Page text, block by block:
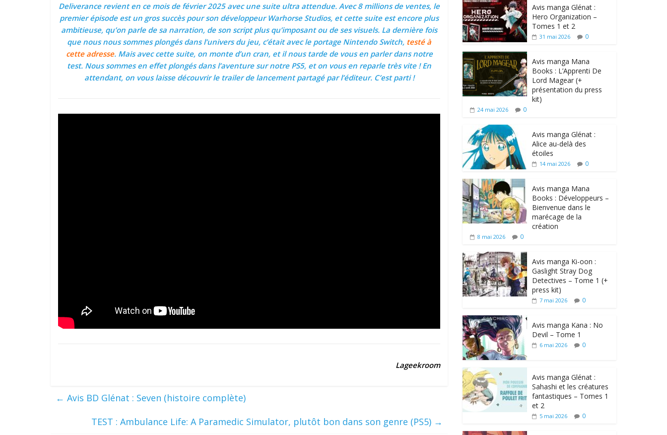
Deliverance revient en ce mois de février 2025 avec une suite ultra attendue. Avec 8 millions de ventes, le
premier épisode est un gros succès pour son développeur Warhorse Studios, et cette suite est encore plus
ambitieuse, qu’on parle de sa narration, de son script plus qu’imposant ou de ses visuels. La dernière fois
que nous nous sommes plongés dans l’univers du jeu, c’était avec le portage Nintendo Switch, testé à
cette adresse. Mais avec cette suite, on monte d’un cran, et il nous tarde de vous en parler dans notre
test. Nous sommes en effet plongés dans l’aventure sur notre PS5, et on vous en reparle très vite ! En
attendant, on vous laisse découvrir le trailer de lancement partagé par l’éditeur. C’est parti !
Lageekroom
← Avis BD Glénat : Seven (histoire complète)
TEST : Ambulance Life: A Paramedic Simulator, plutôt bon dans son genre (PS5) →
Avis manga Glénat :
Hero Organization –
Tomes 1 et 2
31 mai 2026 0
Avis manga Mana
Books : L’Apprenti De
Lord Magear (+
présentation du press
kit)
24 mai 2026 0
Avis manga Glénat :
Alice au-delà des
étoiles
14 mai 2026 0
Avis manga Mana
Books : Développeurs –
Bienvenue dans le
marécage de la
création
8 mai 2026 0
Avis manga Ki-oon :
Gaslight Stray Dog
Detectives – Tome 1 (+
press kit)
7 mai 2026 0
Avis manga Kana : No
Devil – Tome 1
6 mai 2026 0
Avis manga Glénat :
Sahashi et les créatures
fantastiques – Tomes 1
et 2
5 mai 2026 0